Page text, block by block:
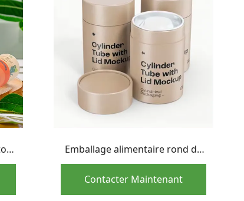
Emballage alimentaire rond de
carton de chapeau de bidon de
tube de papier hermétique de
nouvelle conception
Contacter Maintenant